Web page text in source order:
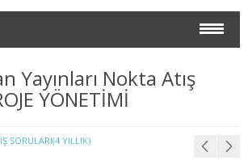
İŞLETME
Yayınları Nokta Atış
YÖNETİMİ
SORULARI(4 YILLIK)